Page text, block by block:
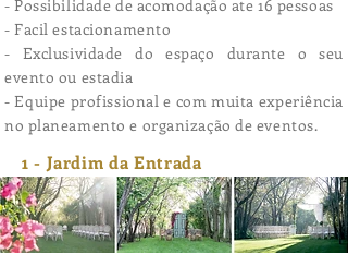
- Possibilidade de acomodação ate 16 pessoas
- Facil estacionamento
- Exclusividade do espaço durante o seu
evento ou estadia
- Equipe profissional e com muita experiência
no planeamento e organização de eventos.
1 - Jardim da Entrada